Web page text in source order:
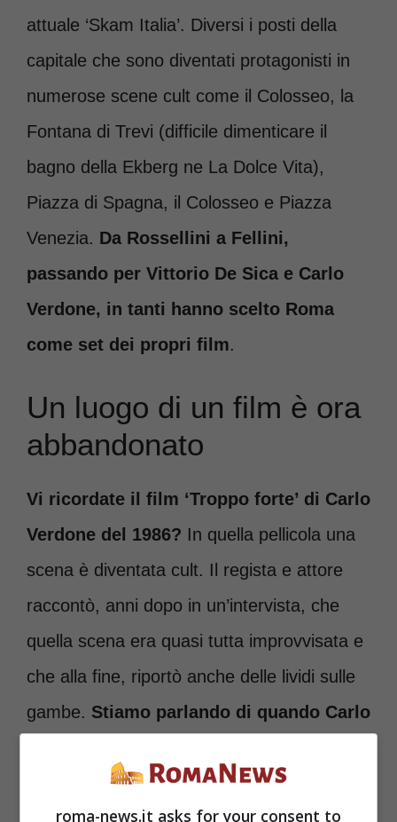
attuale ‘Skam Italia’. Diversi i posti della
capitale che sono diventati protagonisti in
numerose scene cult come il Colosseo, la
Fontana di Trevi (difficile dimenticare il
bagno della Ekberg ne La Dolce Vita),
Piazza di Spagna, il Colosseo e Piazza
Venezia. Da Rossellini a Fellini,
passando per Vittorio De Sica e Carlo
Verdone, in tanti hanno scelto Roma
come set dei propri film.
Un luogo di un film è ora
abbandonato
Vi ricordate il film ‘Troppo forte’ di Carlo
Verdone del 1986? In quella pellicola una
scena è diventata cult. Il regista e attore
raccontò, anni dopo in un’intervista, che
quella scena era quasi tutta improvvisata e
che alla fine, riportò anche delle lividi sulle
gambe. Stiamo parlando di quando Carlo
gesticolare e a trattarlo come una donna
roma-news.it asks for your consent to